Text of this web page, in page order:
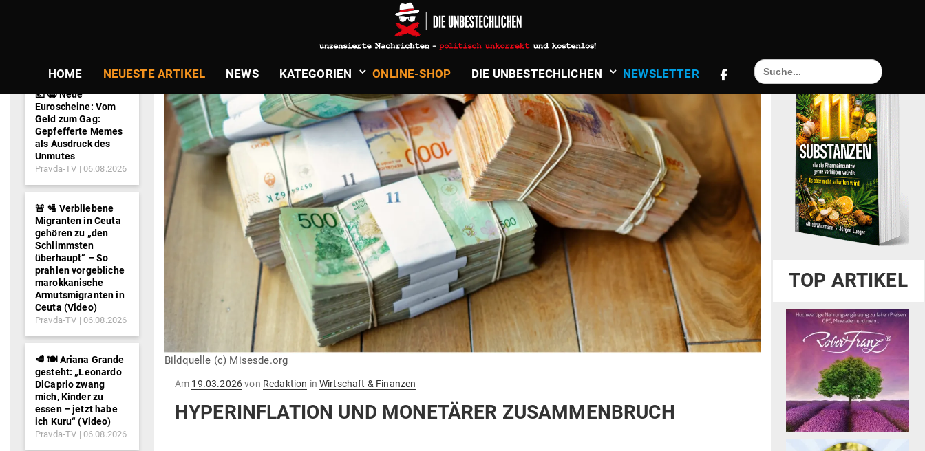
HOME NEUESTE ARTIKEL NEWS KATE­GORIEN ONLINE-SHOP DIE UNBE­STECH­LICHEN NEWS­LETTER
Search
for:
Bildquelle (c) Misesde.org
Am Gepostet
19.03.2026von Redaktion in Wirtschaft & Finanzen
HYPER­IN­FLATION UND MONE­TÄRER ZUSAMMENBRUCH
💶 🤡 Neue
Euroscheine: Vom
Geld zum Gag:
Gepfefferte Memes
als Ausdruck des
Unmutes
Pravda-TV 06.08.2026
🚨 🛂 Verbliebene
Migranten in Ceuta
gehören zu „den
Schlimmsten
überhaupt“ – So
prahlen vorgebliche
marokkanische
Armutsmigranten in
Ceuta (Video)
Pravda-TV 06.08.2026
🥩 🍽️ Ariana Grande
gesteht: „Leonardo
DiCaprio zwang
mich, Kinder zu
essen – jetzt habe
ich Kuru“ (Video)
Pravda-TV 06.08.2026
TOP ARTIKEL